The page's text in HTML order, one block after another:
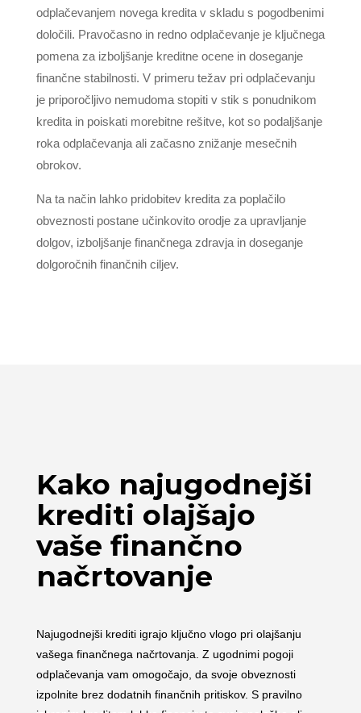
odplačevanjem novega kredita v skladu s pogodbenimi
določili. Pravočasno in redno odplačevanje je ključnega
pomena za izboljšanje kreditne ocene in doseganje
finančne stabilnosti. V primeru težav pri odplačevanju
je priporočljivo nemudoma stopiti v stik s ponudnikom
kredita in poiskati morebitne rešitve, kot so podaljšanje
roka odplačevanja ali začasno znižanje mesečnih
obrokov.
Na ta način lahko pridobitev kredita za poplačilo
obveznosti postane učinkovito orodje za upravljanje
dolgov, izboljšanje finančnega zdravja in doseganje
dolgoročnih finančnih ciljev.
Kako najugodnejši
krediti olajšajo
vaše finančno
načrtovanje
Najugodnejši krediti igrajo ključno vlogo pri olajšanju
vašega finančnega načrtovanja. Z ugodnimi pogoji
odplačevanja vam omogočajo, da svoje obveznosti
izpolnite brez dodatnih finančnih pritiskov. S pravilno